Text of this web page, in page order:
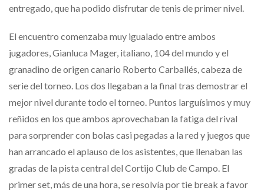
entregado, que ha podido disfrutar de tenis de primer nivel.
El encuentro comenzaba muy igualado entre ambos
jugadores, Gianluca Mager, italiano, 104 del mundo y el
granadino de origen canario Roberto Carballés, cabeza de
serie del torneo. Los dos llegaban a la final tras demostrar el
mejor nivel durante todo el torneo. Puntos larguísimos y muy
reñidos en los que ambos aprovechaban la fatiga del rival
para sorprender con bolas casi pegadas a la red y juegos que
han arrancado el aplauso de los asistentes, que llenaban las
gradas de la pista central del Cortijo Club de Campo. El
primer set, más de una hora, se resolvía por tie break a favor